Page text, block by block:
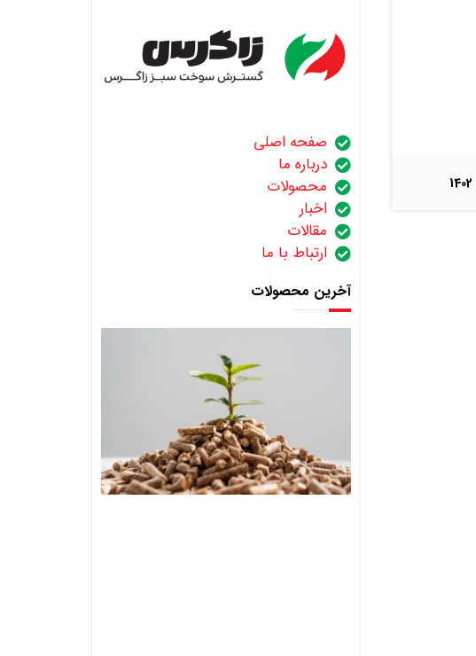
صفحه اصلی
درباره ما
محصولات
اخبار
مقالات
ارتباط با ما
آخرین محصولات